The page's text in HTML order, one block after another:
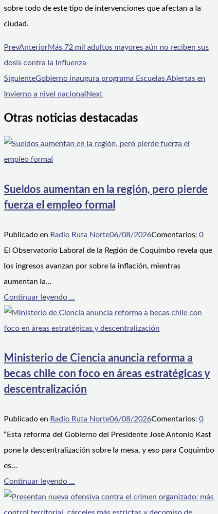
sobre todo de este tipo de intervenciones que afectan a la
ciudad.
PrevAnteriorMás 72 mil adultos mayores aún no reciben sus
dosis contra la Influenza
SiguienteGobierno inaugura programa Escuelas Abiertas en
Invierno a nivel nacionalNext
Otras noticias destacadas
Sueldos aumentan en la región, pero pierde
fuerza el empleo formal
Publicado en Radio Ruta Norte06/08/2026Comentarios: 0
El Observatorio Laboral de la Región de Coquimbo revela que
los ingresos avanzan por sobre la inflación, mientras
aumentan la…
Continuar leyendo ...
Ministerio de Ciencia anuncia reforma a
becas chile con foco en áreas estratégicas y
descentralización
Publicado en Radio Ruta Norte06/08/2026Comentarios: 0
“Esta reforma del Gobierno del Presidente José Antonio Kast
pone la descentralización sobre la mesa, y eso para Coquimbo
es…
Continuar leyendo ...